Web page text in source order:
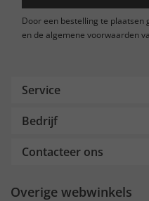
Door een bestelling te plaatsen
en de algemene voorwaarden
Service
Bedrijf
Contacteer ons
Overige webwinkels